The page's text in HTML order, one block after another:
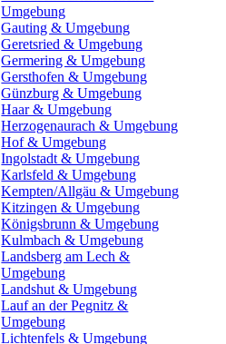
Umgebung
Gauting & Umgebung
Geretsried & Umgebung
Germering & Umgebung
Gersthofen & Umgebung
Günzburg & Umgebung
Haar & Umgebung
Herzogenaurach & Umgebung
Hof & Umgebung
Ingolstadt & Umgebung
Karlsfeld & Umgebung
Kempten/Allgäu & Umgebung
Kitzingen & Umgebung
Königsbrunn & Umgebung
Kulmbach & Umgebung
Landsberg am Lech &
Umgebung
Landshut & Umgebung
Lauf an der Pegnitz &
Umgebung
Lichtenfels & Umgebung